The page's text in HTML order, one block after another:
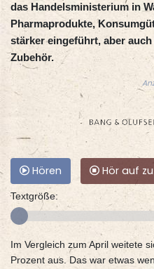
das Handelsministerium in
Pharmaprodukte,
stärker eingeführt, aber
Zubehör.
Hören Hör auf
Textgröße:
Im Vergleich zum April weitete
Prozent aus. Das war etwas